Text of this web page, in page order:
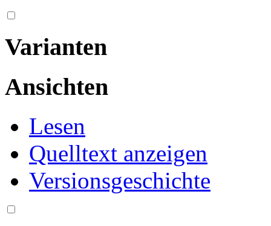
Varianten
Ansichten
Lesen
Quelltext anzeigen
Versionsgeschichte